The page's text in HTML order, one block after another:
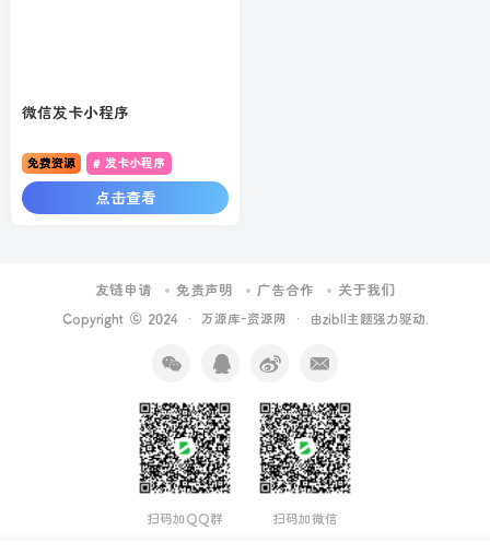
微信发卡小程序
免费资源 # 发卡小程序
点击查看
友链申请 免责声明 广告合作 关于我们
Copyright © 2024 · 万源库-资源网 · 由zibll主题强力驱动.
扫码加QQ群 扫码加微信